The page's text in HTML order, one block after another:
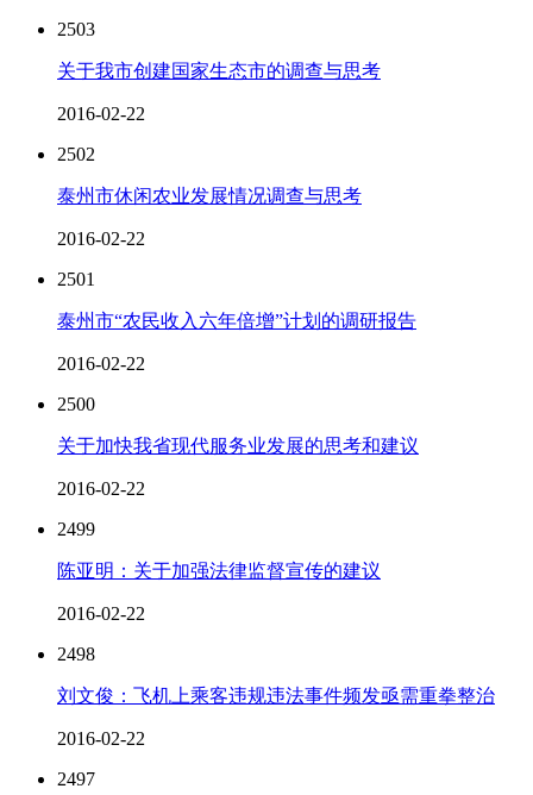
2503
关于我市创建国家生态市的调查与思考
2016-02-22
2502
泰州市休闲农业发展情况调查与思考
2016-02-22
2501
泰州市“农民收入六年倍增”计划的调研报告
2016-02-22
2500
关于加快我省现代服务业发展的思考和建议
2016-02-22
2499
陈亚明：关于加强法律监督宣传的建议
2016-02-22
2498
刘文俊：飞机上乘客违规违法事件频发亟需重拳整治
2016-02-22
2497